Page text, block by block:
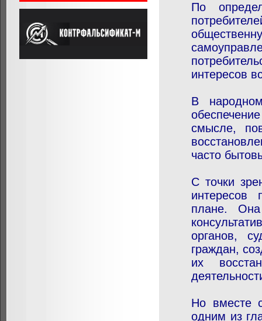
По
интересов
В
смысле,
часто
С точки
интересов
плане.
органов,
граждан,
их
Но вместе
одним из